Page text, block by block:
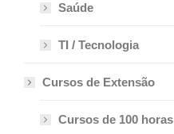
Saúde
TI / Tecnologia
Cursos de Extensão
Cursos de 100 horas